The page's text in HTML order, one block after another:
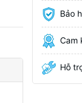
Bảo
Cam
Hỗ